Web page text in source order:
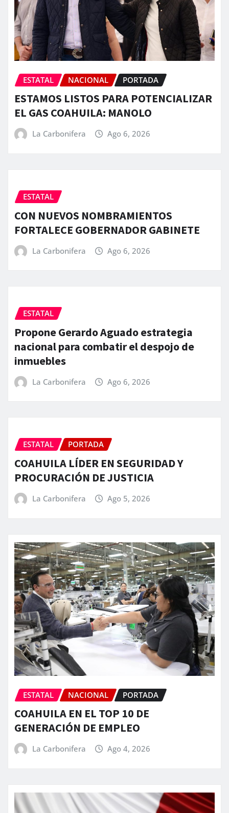
ESTATAL NACIONAL PORTADA
ESTAMOS LISTOS PARA POTENCIALIZAR
EL GAS COAHUILA: MANOLO
La Carbonifera Ago 6, 2026
ESTATAL
CON NUEVOS NOMBRAMIENTOS
FORTALECE GOBERNADOR GABINETE
La Carbonifera Ago 6, 2026
ESTATAL
Propone Gerardo Aguado estrategia
nacional para combatir el despojo de
inmuebles
La Carbonifera Ago 6, 2026
ESTATAL PORTADA
COAHUILA LÍDER EN SEGURIDAD Y
PROCURACIÓN DE JUSTICIA
La Carbonifera Ago 5, 2026
ESTATAL NACIONAL PORTADA
COAHUILA EN EL TOP 10 DE
GENERACIÓN DE EMPLEO
La Carbonifera Ago 4, 2026